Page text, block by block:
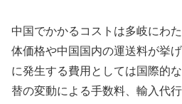
中国でかかるコストは多岐にわ
体価格や中国国内の運送料が挙
に発生する費用としては国際的
替の変動による手数料、輸入代